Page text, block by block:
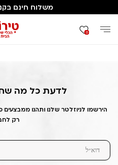
משלוח חינם
0
דף הבית 14 1741947055
לדעת כל מה
הירשמו לניוזלטר שלנו ותהנו
רק